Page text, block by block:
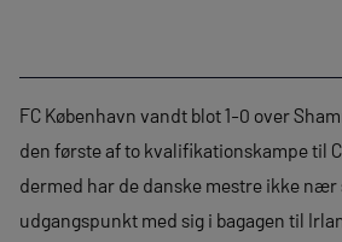
FC København vandt blot 1-0 over
den første af to kvalifikationskampe til
dermed har de danske mestre ikke nær
udgangspunkt med sig i bagagen til